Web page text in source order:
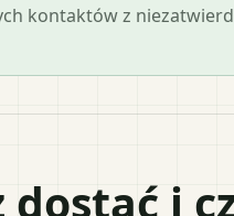
kontaktów z
dostać i